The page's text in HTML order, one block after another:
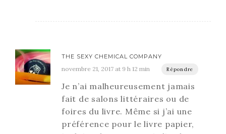
THE SEXY CHEMICAL COMPANY
novembre 21, 2017 at 9 h 12 min Répondre
Je n’ai malheureusement jamais
fait de salons littéraires ou de
foires du livre. Même si j’ai une
préférence pour le livre papier,